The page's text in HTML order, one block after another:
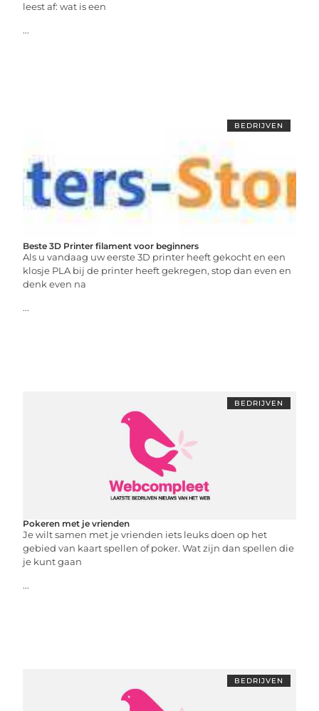
leest af: wat is een
...
BEDRIJVEN
Beste 3D Printer filament voor beginners
Als u vandaag uw eerste 3D printer heeft gekocht en een
klosje PLA bij de printer heeft gekregen, stop dan even en
denk even na
...
BEDRIJVEN
Pokeren met je vrienden
Je wilt samen met je vrienden iets leuks doen op het
gebied van kaart spellen of poker. Wat zijn dan spellen die
je kunt gaan
...
BEDRIJVEN